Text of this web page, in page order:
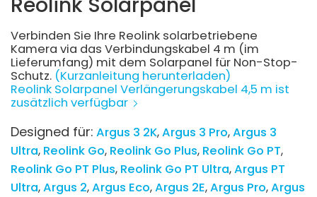
Verbinden Sie Ihre Reolink solarbetriebene
Kamera via das Verbindungskabel 4 m (im
Lieferumfang) mit dem Solarpanel für Non-Stop-
Schutz. (Kurzanleitung herunterladen)
Reolink Solarpanel Verlängerungskabel 4,5 m ist
zusätzlich verfügbar
Designed für: Argus 3 2K Argus 3 Pro Argus 3
Ultra Reolink Go Reolink Go Plus Reolink Go PT
Reolink Go PT Plus Reolink Go PT Ultra Argus PT
Ultra Argus 2 Argus Eco Argus 2E Argus Pro Argus